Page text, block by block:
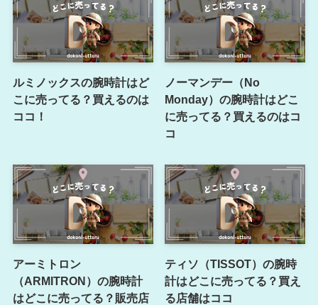
ルミノックスの腕時計はど
こに売ってる？買えるのは
ココ！
ノーマンデー（No
Monday）の腕時計はどこ
に売ってる？買えるのはコ
コ
アーミトロン
（ARMITRON）の腕時計
はどこに売ってる？販売店
ティソ（TISSOT）の腕時
計はどこに売ってる？買え
る店舗はココ